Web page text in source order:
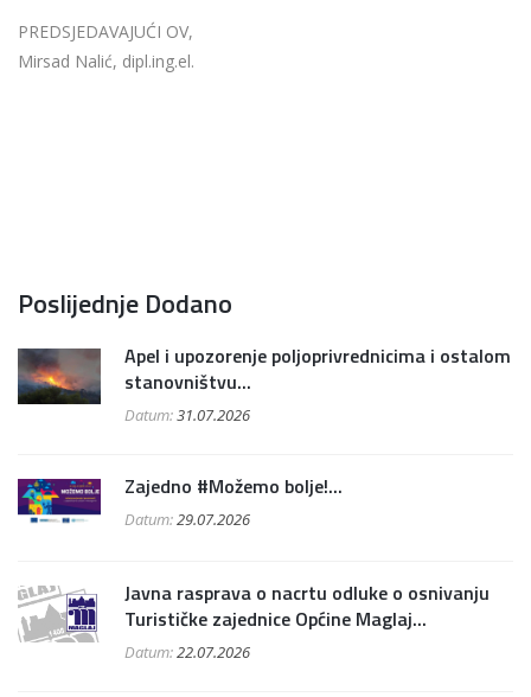
PREDSJEDAVAJUĆI OV,
Mirsad Nalić, dipl.ing.el.
Poslijednje Dodano
Apel i upozorenje poljoprivrednicima i ostalom
stanovništvu...
Datum:31.07.2026
Zajedno #Možemo bolje!...
Datum:29.07.2026
Javna rasprava o nacrtu odluke o osnivanju
Turističke zajednice Općine Maglaj...
Datum:22.07.2026